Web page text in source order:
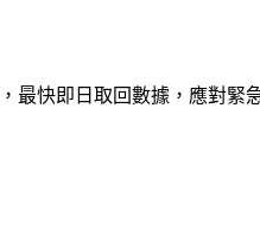
最快即日取回數據，應對緊